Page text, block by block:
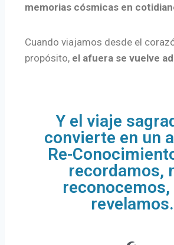
memorias cósmicas en
Cuando viajamos desde el
propósito, el afuera se vuelve
Y el viaje
convierte en un
Re-
recordamos,
reconocemos,
revelamos.